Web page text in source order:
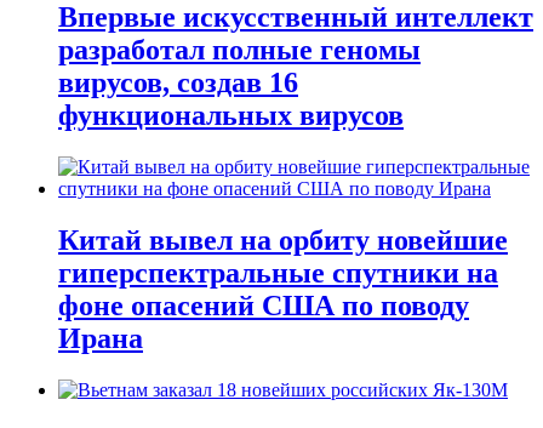
Впервые искусственный интеллект
разработал полные геномы
вирусов, создав 16
функциональных вирусов
Китай вывел на орбиту новейшие
гиперспектральные спутники на
фоне опасений США по поводу
Ирана